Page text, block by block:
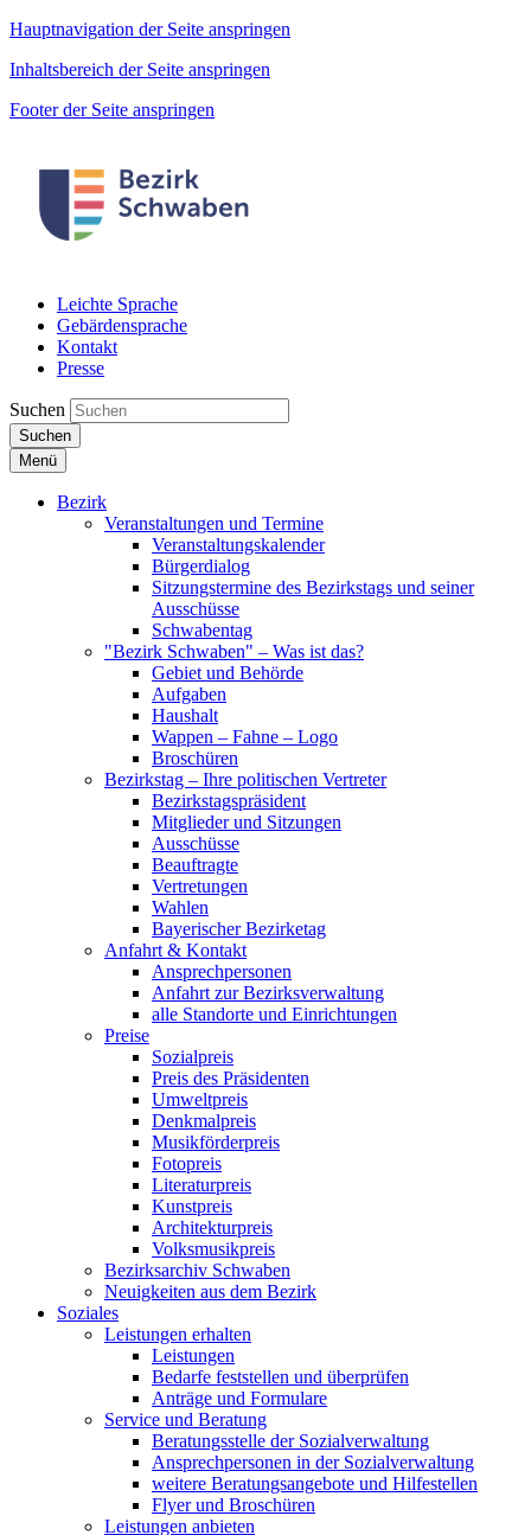
Hauptnavigation der Seite anspringen
Inhaltsbereich der Seite anspringen
Footer der Seite anspringen
Leichte Sprache
Gebärdensprache
Kontakt
Presse
Suchen
Suchen
Menü
Bezirk
Veranstaltungen und Termine
Veranstaltungskalender
Bürgerdialog
Sitzungstermine des Bezirkstags und seiner
Ausschüsse
Schwabentag
"Bezirk Schwaben" – Was ist das?
Gebiet und Behörde
Aufgaben
Haushalt
Wappen – Fahne – Logo
Broschüren
Bezirkstag – Ihre politischen Vertreter
Bezirkstagspräsident
Mitglieder und Sitzungen
Ausschüsse
Beauftragte
Vertretungen
Wahlen
Bayerischer Bezirketag
Anfahrt & Kontakt
Ansprechpersonen
Anfahrt zur Bezirksverwaltung
alle Standorte und Einrichtungen
Preise
Sozialpreis
Preis des Präsidenten
Umweltpreis
Denkmalpreis
Musikförderpreis
Fotopreis
Literaturpreis
Kunstpreis
Architekturpreis
Volksmusikpreis
Bezirksarchiv Schwaben
Neuigkeiten aus dem Bezirk
Soziales
Leistungen erhalten
Leistungen
Bedarfe feststellen und überprüfen
Anträge und Formulare
Service und Beratung
Beratungsstelle der Sozialverwaltung
Ansprechpersonen in der Sozialverwaltung
weitere Beratungsangebote und Hilfestellen
Flyer und Broschüren
Leistungen anbieten